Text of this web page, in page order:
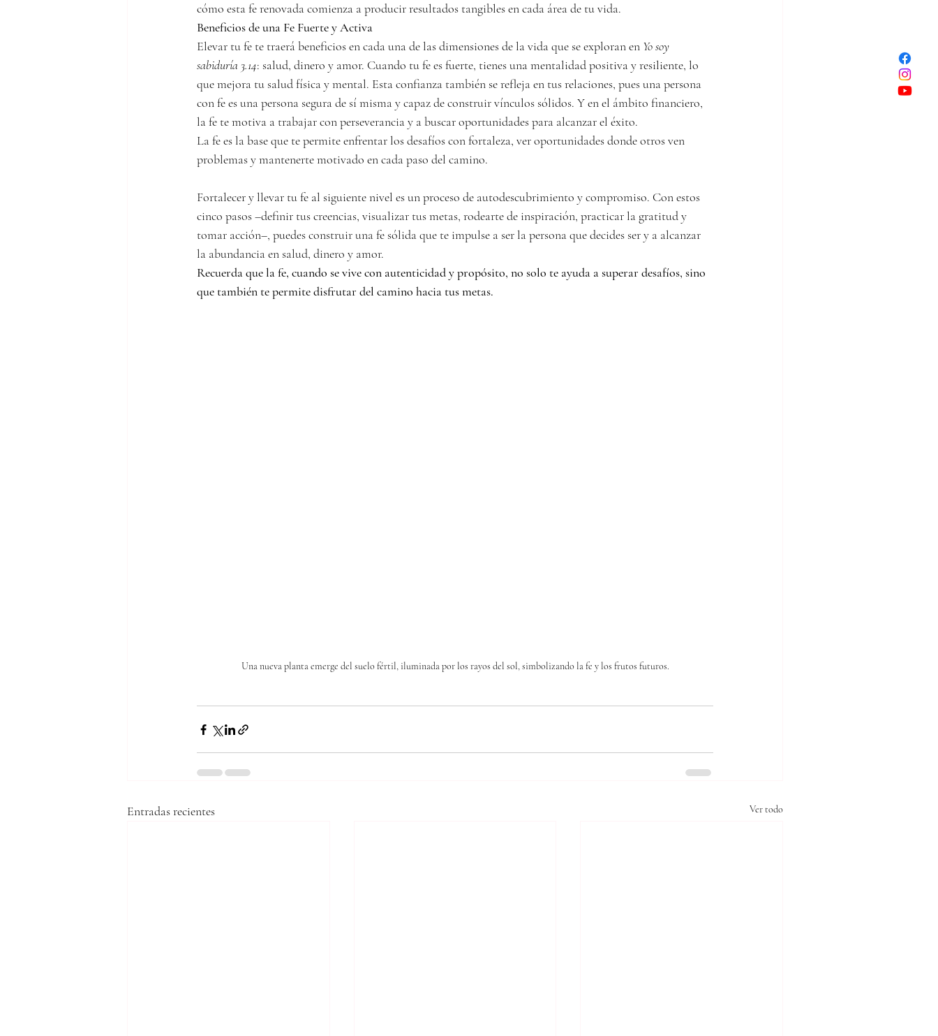
cómo esta fe renovada comienza a producir resultados tangibles en cada área de tu vida.
Beneficios de una Fe Fuerte y Activa
Elevar tu fe te traerá beneficios en cada una de las dimensiones de la vida que se exploran en Yo soy
sabiduría 3.14: salud, dinero y amor. Cuando tu fe es fuerte, tienes una mentalidad positiva y resiliente, lo
que mejora tu salud física y mental. Esta confianza también se refleja en tus relaciones, pues una persona
con fe es una persona segura de sí misma y capaz de construir vínculos sólidos. Y en el ámbito financiero,
la fe te motiva a trabajar con perseverancia y a buscar oportunidades para alcanzar el éxito.
La fe es la base que te permite enfrentar los desafíos con fortaleza, ver oportunidades donde otros ven
problemas y mantenerte motivado en cada paso del camino.
Fortalecer y llevar tu fe al siguiente nivel es un proceso de autodescubrimiento y compromiso. Con estos
cinco pasos –definir tus creencias, visualizar tus metas, rodearte de inspiración, practicar la gratitud y
tomar acción–, puedes construir una fe sólida que te impulse a ser la persona que decides ser y a alcanzar
la abundancia en salud, dinero y amor.
Recuerda que la fe, cuando se vive con autenticidad y propósito, no solo te ayuda a superar desafíos, sino
que también te permite disfrutar del camino hacia tus metas.
Una nueva planta emerge del suelo fértil, iluminada por los rayos del sol, simbolizando la fe y los frutos futuros.
Entradas recientes Ver todo